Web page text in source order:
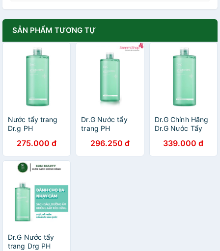
SẢN PHẨM TƯƠNG TỰ
Nước tẩy trang
Dr.g PH
490ml- Chính
Hãng Hàn Quốc
275.000 đ
Dr.G Nước tẩy
trang PH
490ml
296.250 đ
Dr.G Chính Hãng
Dr.G Nước Tẩy
Cleansing water
490ml- Chính
339.000 đ
Dr.G Nước tẩy
trang Drg PH